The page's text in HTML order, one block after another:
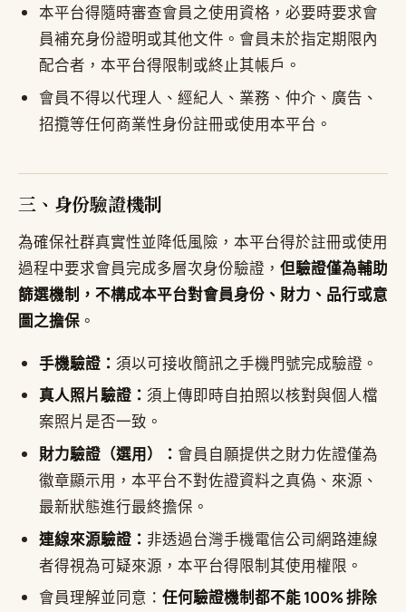
本平台得隨時審查會員之使用資格，必要時要求會
員補充身份證明或其他文件。會員未於指定期限內
配合者，本平台得限制或終止其帳戶。
會員不得以代理人、經紀人、業務、仲介、廣告、
招攬等任何商業性身份註冊或使用本平台。
三、身份驗證機制
為確保社群真實性並降低風險，本平台得於註冊或使用
過程中要求會員完成多層次身份驗證， 但驗證僅為輔助
篩選機制，不構成本平台對會員身份、財力、品行或意
圖之擔保 。
手機驗證： 須以可接收簡訊之手機門號完成驗證。
真人照片驗證： 須上傳即時自拍照以核對與個人檔
案照片是否一致。
財力驗證（選用）： 會員自願提供之財力佐證僅為
徽章顯示用，本平台不對佐證資料之真偽、來源、
最新狀態進行最終擔保。
連線來源驗證： 非透過台灣手機電信公司網路連線
者得視為可疑來源，本平台得限制其使用權限。
會員理解並同意：任何驗證機制都不能 100% 排除